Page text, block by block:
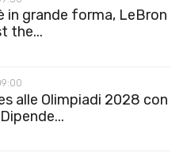
in grande forma, LeBron
the...
alle Olimpiadi 2028 con